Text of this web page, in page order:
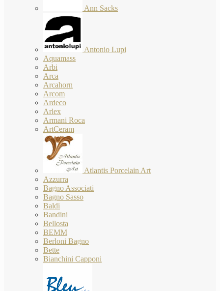
Ann Sacks
Antonio Lupi
Aquamass
Arbi
Arca
Arcahorn
Arcom
Ardeco
Arlex
Armani Roca
ArtCeram
Atlantis Porcelain Art
Azzurra
Bagno Associati
Bagno Sasso
Baldi
Bandini
Bellosta
BEMM
Berloni Bagno
Bette
Bianchini Capponi